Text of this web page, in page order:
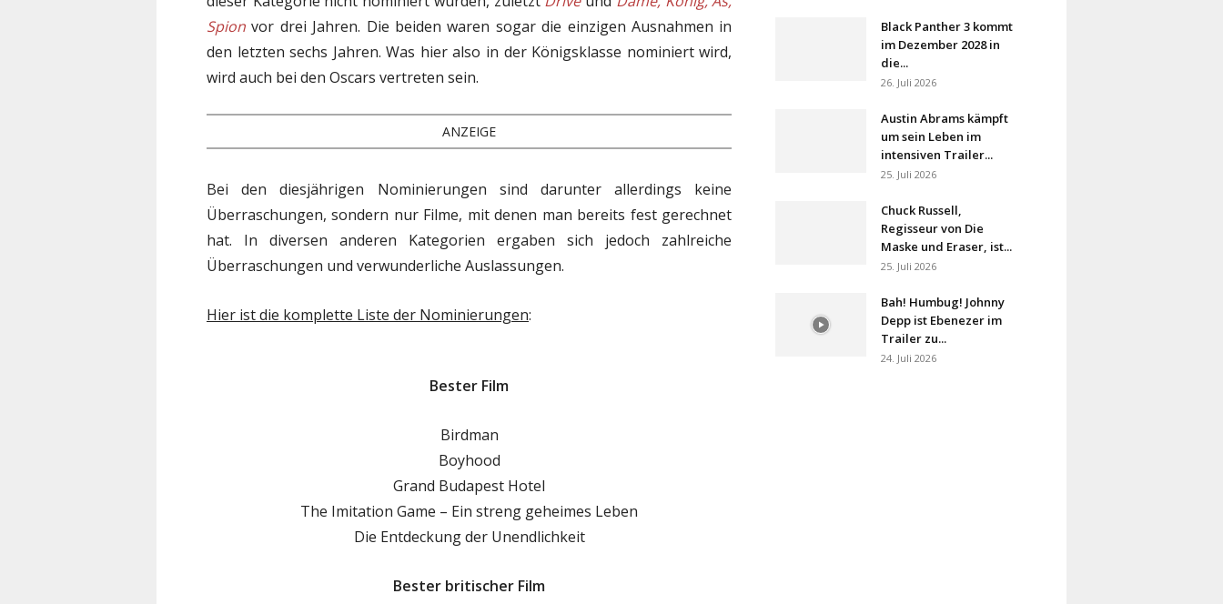
Spion vor drei Jahren. Die beiden waren sogar die einzigen Ausnahmen in
den letzten sechs Jahren. Was hier also in der Königsklasse nominiert wird,
wird auch bei den Oscars vertreten sein.
ANZEIGE
Bei den diesjährigen Nominierungen sind darunter allerdings keine
Überraschungen, sondern nur Filme, mit denen man bereits fest gerechnet
hat. In diversen anderen Kategorien ergaben sich jedoch zahlreiche
Überraschungen und verwunderliche Auslassungen.
Hier ist die komplette Liste der Nominierungen:
Bester Film
Birdman
Boyhood
Grand Budapest Hotel
The Imitation Game – Ein streng geheimes Leben
Die Entdeckung der Unendlichkeit
Bester britischer Film
Black Panther 3 kommt
im Dezember 2028 in
die...
26. Juli 2026
Austin Abrams kämpft
um sein Leben im
intensiven Trailer...
25. Juli 2026
Chuck Russell,
Regisseur von Die
Maske und Eraser, ist...
25. Juli 2026
Bah! Humbug! Johnny
Depp ist Ebenezer im
Trailer zu...
24. Juli 2026